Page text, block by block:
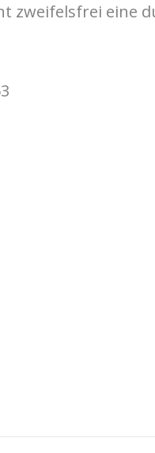
zweifelsfrei eine